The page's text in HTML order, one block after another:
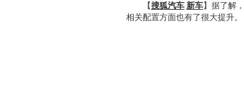
【搜狐汽车 新车】据了解，
相关配置方面也有了很大提升。